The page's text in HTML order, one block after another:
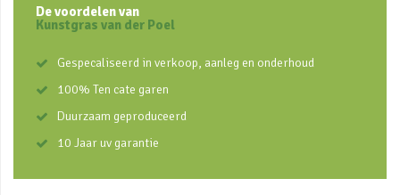
De voordelen van
Kunstgras van der Poel
Gespecaliseerd in verkoop, aanleg en onderhoud
100% Ten cate garen
Duurzaam geproduceerd
10 Jaar uv garantie